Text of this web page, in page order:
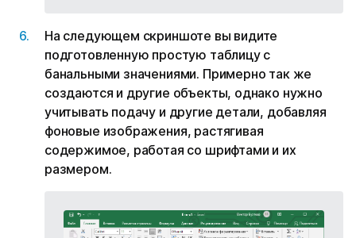
На следующем скриншоте вы видите
подготовленную простую таблицу с
банальными значениями. Примерно так же
создаются и другие объекты, однако нужно
учитывать подачу и другие детали, добавляя
фоновые изображения, растягивая
содержимое, работая со шрифтами и их
размером.